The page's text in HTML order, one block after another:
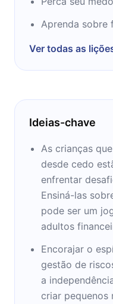
Aprenda sobre
Ver todas as
Ideias-chave
As crianças
desde cedo
enfrentar
Ensiná-las
pode ser um
adultos
Encorajar o
gestão de
a
criar pequenos